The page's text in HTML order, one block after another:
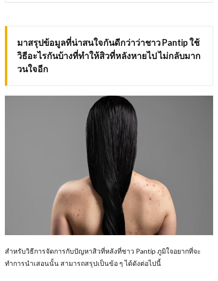
มาสรุปข้อมูลที่น่าสนใจกันดีกว่าว่าชาวPantip ใช้
วิธีอะไรกันบ้างที่ทำให้สิวที่หลังหายไป ไม่กลับมาก
วนใจอีก
สำหรับวิธีการจัดการกับปัญหาสิวที่หลังที่ชาว Pantip ภูมิใจอยากที่จะ
ทำการนำเสอนนั้น สามารถสรุปเป็นข้อ ๆ ได้ดังต่อไปนี้